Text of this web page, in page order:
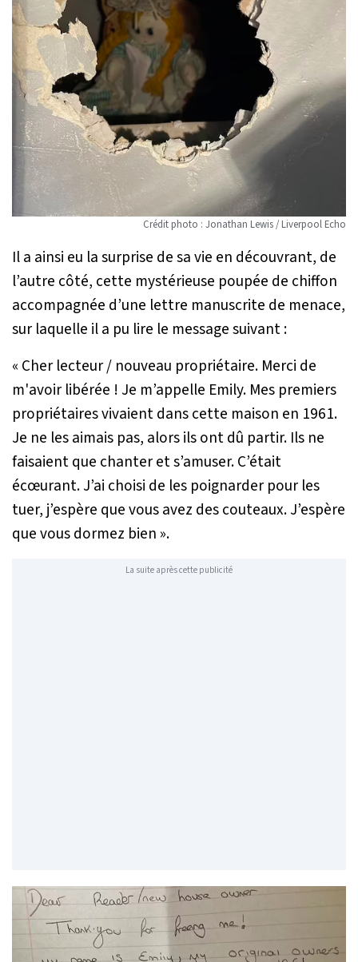
Crédit photo : Jonathan Lewis / Liverpool Echo
Il a ainsi eu la surprise de sa vie en découvrant, de
l’autre côté, cette mystérieuse poupée de chiffon
accompagnée d’une lettre manuscrite de menace,
sur laquelle il a pu lire le message suivant :
« Cher lecteur / nouveau propriétaire. Merci de
m'avoir libérée ! Je m’appelle Emily. Mes premiers
propriétaires vivaient dans cette maison en 1961.
Je ne les aimais pas, alors ils ont dû partir. Ils ne
faisaient que chanter et s’amuser. C’était
écœurant. J’ai choisi de les poignarder pour les
tuer, j’espère que vous avez des couteaux. J’espère
que vous dormez bien ».
La suite après cette publicité